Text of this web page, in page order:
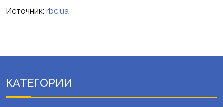
Источник: rbc.ua
КАТЕГОРИИ